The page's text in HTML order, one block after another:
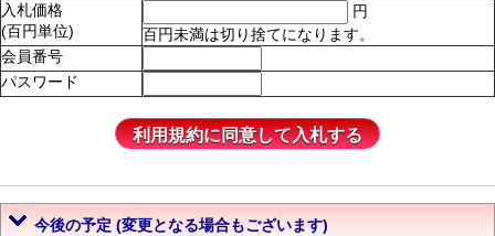
入札価格
(百円単位)
円
百円未満は切り捨てになります。
会員番号
パスワード
今後の予定 (変更となる場合もございます)